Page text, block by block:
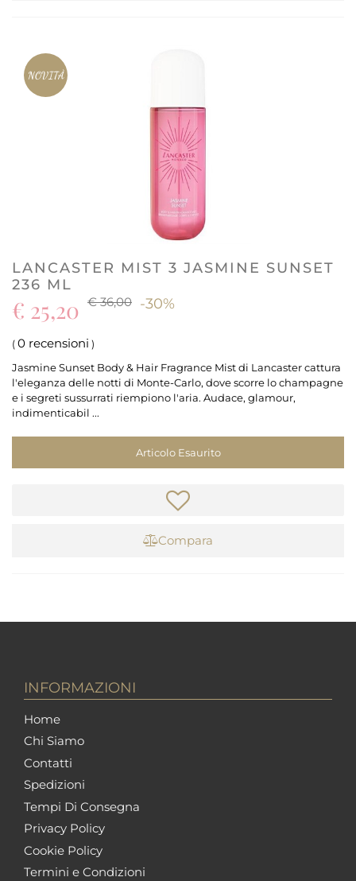
NOVITÀ
LANCASTER MIST 3 JASMINE SUNSET
236 ML
€ 36,00 -30%
€ 25,20
( 0 recensioni )
Jasmine Sunset Body & Hair Fragrance Mist di Lancaster cattura
l'eleganza delle notti di Monte-Carlo, dove scorre lo champagne
e i segreti sussurrati riempiono l'aria. Audace, glamour,
indimenticabil ...
Articolo Esaurito
Compara
INFORMAZIONI
Home
Chi Siamo
Contatti
Spedizioni
Tempi Di Consegna
Privacy Policy
Cookie Policy
Termini e Condizioni